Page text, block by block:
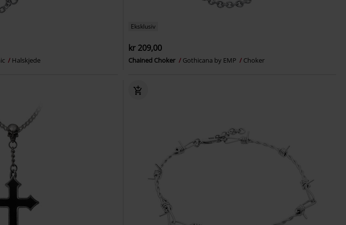
Halskjede
Eksklusiv
kr 209,00
Chained Choker Gothicana by EMP Choker